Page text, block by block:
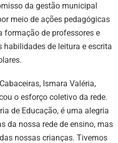
da gestão municipal
meio de ações pedagógicas
formação de professores e
de leitura e escrita
Ismara Valéria,
o esforço coletivo da rede.
de Educação, é uma alegria
da nossa rede de ensino, mas
nossas crianças. Tivemos